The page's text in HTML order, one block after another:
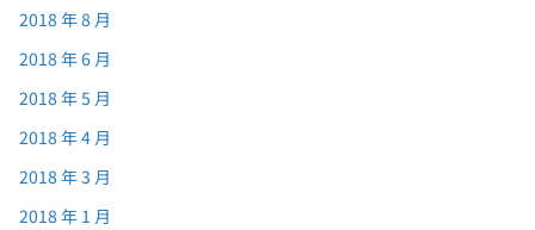
2018 年 8 月
2018 年 6 月
2018 年 5 月
2018 年 4 月
2018 年 3 月
2018 年 1 月